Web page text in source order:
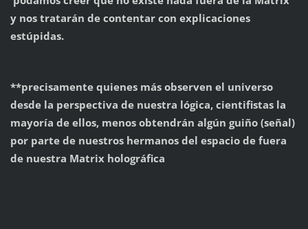
y nos tratarán de contentar con explicaciones
estúpidas.
**precisamente quienes más observen el universo
desde la perspectiva de nuestra lógica, cientifistas la
mayoría de ellos, menos obtendrán algún guiño (señal)
por parte de nuestros hermanos del espacio de fuera
de nuestra Matrix holográfica